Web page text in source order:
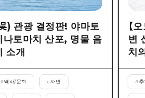
) 관광 결정판! 야마토
나토마치 산포, 명물 음
소개
#역사/문화 #자연
【
변
치
#